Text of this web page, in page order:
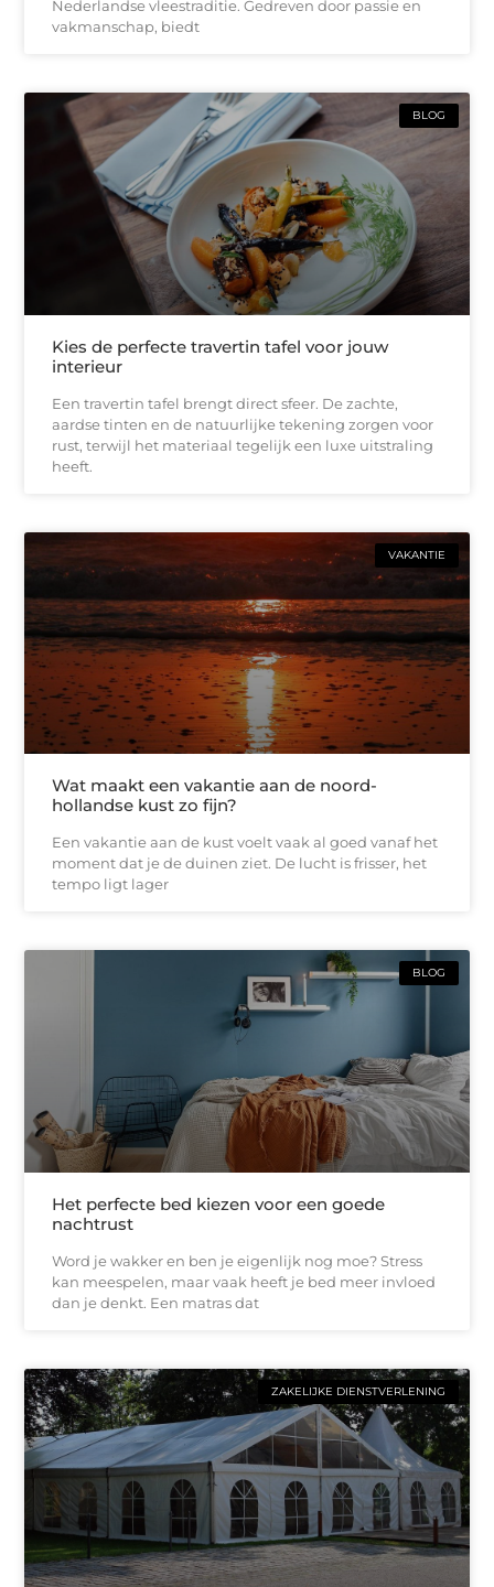
Nederlandse vleestraditie. Gedreven door passie en
vakmanschap, biedt
BLOG
Kies de perfecte travertin tafel voor jouw
interieur
Een travertin tafel brengt direct sfeer. De zachte,
aardse tinten en de natuurlijke tekening zorgen voor
rust, terwijl het materiaal tegelijk een luxe uitstraling
heeft.
VAKANTIE
Wat maakt een vakantie aan de noord-
hollandse kust zo fijn?
Een vakantie aan de kust voelt vaak al goed vanaf het
moment dat je de duinen ziet. De lucht is frisser, het
tempo ligt lager
BLOG
Het perfecte bed kiezen voor een goede
nachtrust
Word je wakker en ben je eigenlijk nog moe? Stress
kan meespelen, maar vaak heeft je bed meer invloed
dan je denkt. Een matras dat
ZAKELIJKE DIENSTVERLENING